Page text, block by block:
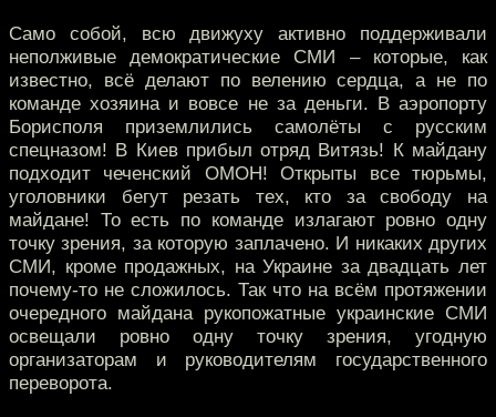
Само собой, всю движуху активно поддерживали
неполживые демократические СМИ – которые, как
известно, всё делают по велению сердца, а не по
команде хозяина и вовсе не за деньги. В аэропорту
Борисполя приземлились самолёты с русским
спецназом! В Киев прибыл отряд Витязь! К майдану
подходит чеченский ОМОН! Открыты все тюрьмы,
уголовники бегут резать тех, кто за свободу на
майдане! То есть по команде излагают ровно одну
точку зрения, за которую заплачено. И никаких других
СМИ, кроме продажных, на Украине за двадцать лет
почему-то не сложилось. Так что на всём протяжении
очередного майдана рукопожатные украинские СМИ
освещали ровно одну точку зрения, угодную
организаторам и руководителям государственного
переворота.